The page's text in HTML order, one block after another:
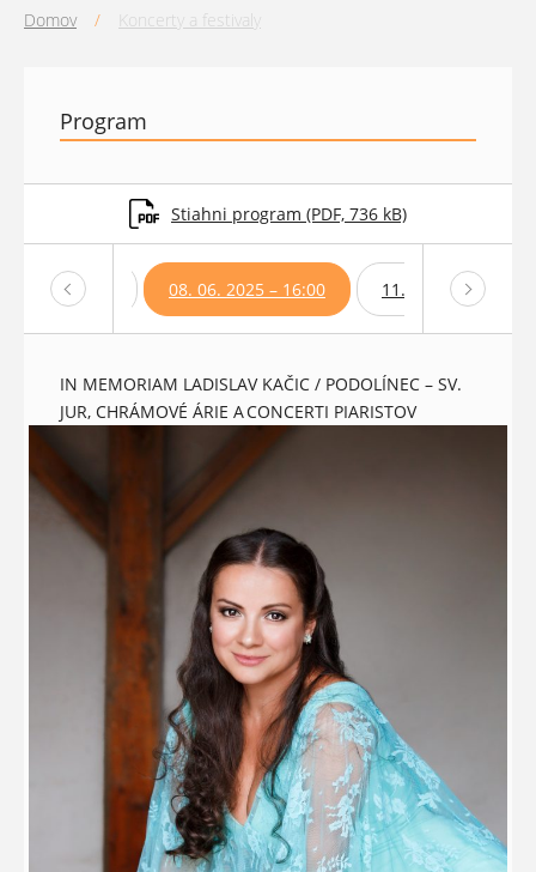
Domov / Koncerty a festivaly
Program
Stiahni program (PDF, 736 kB)
2025 – 19:00 08. 06. 2025 – 16:00 11. 06. 2025 –
IN MEMORIAM LADISLAV KAČIC / PODOLÍNEC – SV.
JUR, CHRÁMOVÉ ÁRIE A CONCERTI PIARISTOV